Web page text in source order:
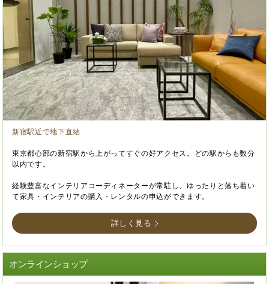
新宿駅近で地下直結
東京都心部の新宿駅から上がってすぐの好アクセス。どの駅からも数分
以内です。
経験豊富なインテリアコーディネーターが常駐し、ゆったりと落ち着い
て家具・インテリアの購入・レンタルの申込ができます。
詳しく見る
オンラインショップ